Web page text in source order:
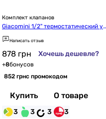
Комплект клапанов
Giacomini 1/2" термостатический уг
ловой (R421KX013)
Написать отзыв
878 грн Хочешь дешевле?
+8бонусов
852 грнс промокодом
Купить О товаре
3 3 3 3